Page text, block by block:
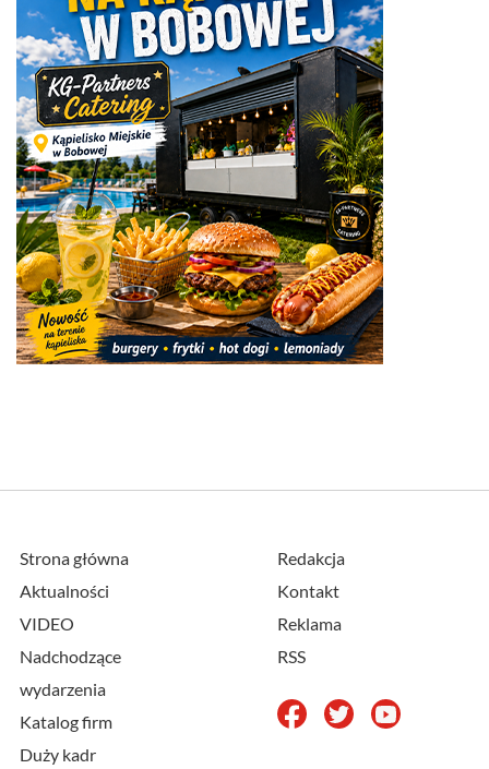
Strona główna
Aktualności
VIDEO
Nadchodzące
wydarzenia
Katalog firm
Duży kadr
Redakcja
Kontakt
Reklama
RSS